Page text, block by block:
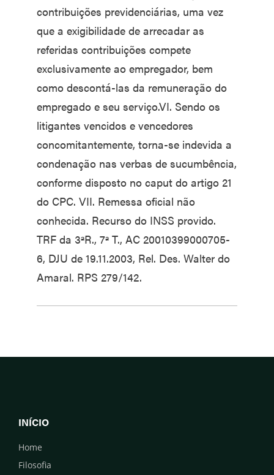
contribuições previdenciárias, uma vez
que a exigibilidade de arrecadar as
referidas contribuições compete
exclusivamente ao empregador, bem
como descontá-las da remuneração do
empregado e seu serviço.VI. Sendo os
litigantes vencidos e vencedores
concomitantemente, torna-se indevida a
condenação nas verbas de sucumbência,
conforme disposto no caput do artigo 21
do CPC. VII. Remessa oficial não
conhecida. Recurso do INSS provido.
TRF da 3ªR., 7ª T., AC 20010399000705-
6, DJU de 19.11.2003, Rel. Des. Walter do
Amaral. RPS 279/142.
INÍCIO
Home
Filosofia